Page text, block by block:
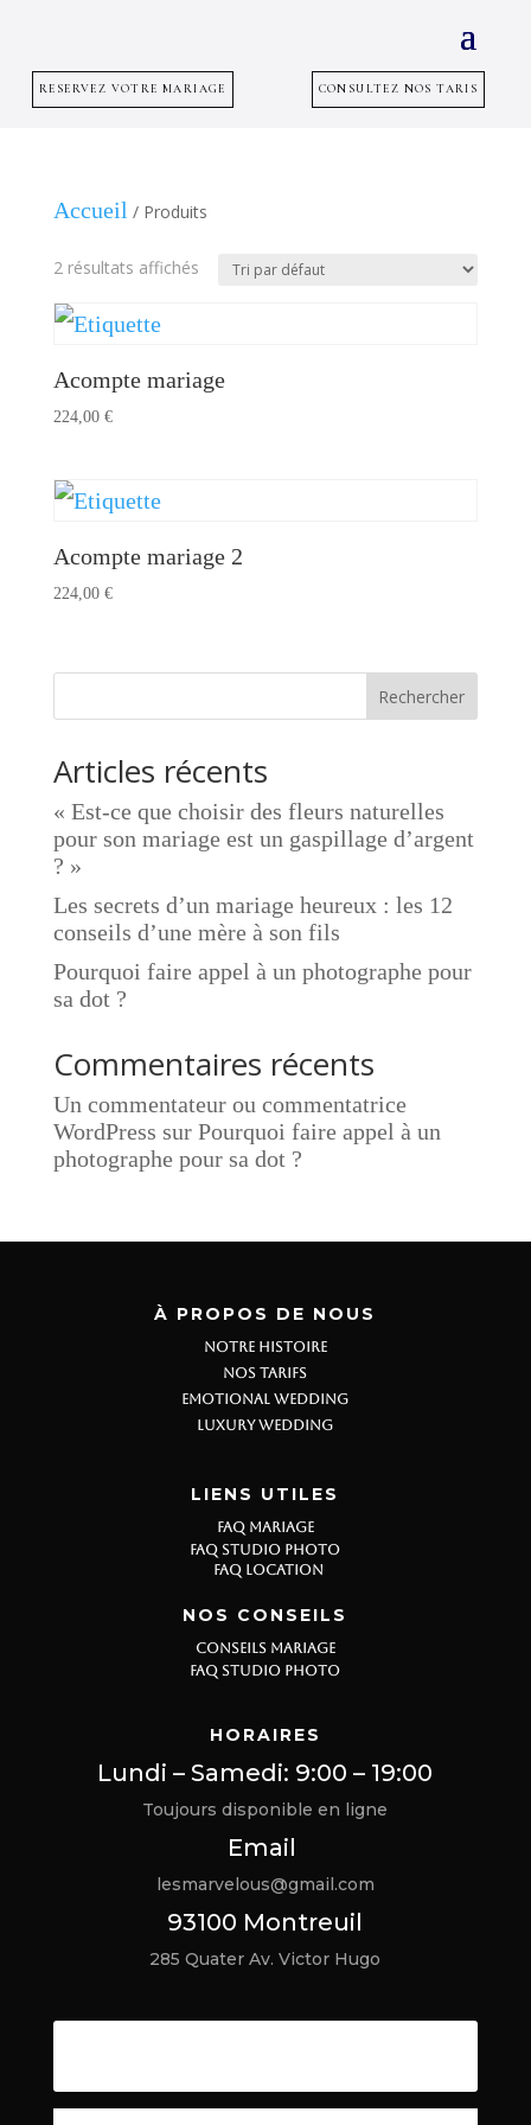
RESERVEZ VOTRE MARIAGE CONSULTEZ NOS TARIS
Accueil / Produits
2 résultats affichés
Acompte mariage
224,00 €
Acompte mariage 2
224,00 €
Rechercher
Articles récents
« Est-ce que choisir des fleurs naturelles
pour son mariage est un gaspillage d’argent
? »
Les secrets d’un mariage heureux : les 12
conseils d’une mère à son fils
Pourquoi faire appel à un photographe pour
sa dot ?
Commentaires récents
Un commentateur ou commentatrice
WordPress sur Pourquoi faire appel à un
photographe pour sa dot ?
À PROPOS DE NOUS
NOTRE HISTOIRE
NOS TARIFS
EMOTIONAL WEDDING
LUXURY WEDDING
LIENS UTILES
FAQ MARIAGE
FAQ STUDIO PHOTO
FAQ LOCATION
NOS CONSEILS
CONSEILS MARIAGE
FAQ STUDIO PHOTO
HORAIRES
Lundi – Samedi: 9:00 – 19:00
Toujours disponible en ligne
Email
lesmarvelous@gmail.com
93100 Montreuil
285 Quater Av. Victor Hugo